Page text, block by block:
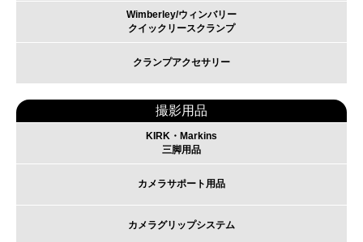
Wimberley/ウィンバリー
クイックリースクランプ
クランプアクセサリー
撮影用品
KIRK・Markins
三脚用品
カメラサポート用品
カメラグリップシステム